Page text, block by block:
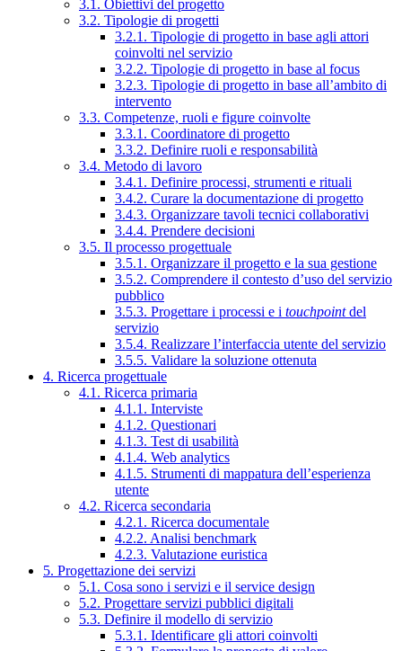
3.1. Obiettivi del progetto
3.2. Tipologie di progetti
3.2.1. Tipologie di progetto in base agli attori
coinvolti nel servizio
3.2.2. Tipologie di progetto in base al focus
3.2.3. Tipologie di progetto in base all’ambito di
intervento
3.3. Competenze, ruoli e figure coinvolte
3.3.1. Coordinatore di progetto
3.3.2. Definire ruoli e responsabilità
3.4. Metodo di lavoro
3.4.1. Definire processi, strumenti e rituali
3.4.2. Curare la documentazione di progetto
3.4.3. Organizzare tavoli tecnici collaborativi
3.4.4. Prendere decisioni
3.5. Il processo progettuale
3.5.1. Organizzare il progetto e la sua gestione
3.5.2. Comprendere il contesto d’uso del servizio
pubblico
3.5.3. Progettare i processi e i touchpointdel
servizio
3.5.4. Realizzare l’interfaccia utente del servizio
3.5.5. Validare la soluzione ottenuta
4. Ricerca progettuale
4.1. Ricerca primaria
4.1.1. Interviste
4.1.2. Questionari
4.1.3. Test di usabilità
4.1.4. Web analytics
4.1.5. Strumenti di mappatura dell’esperienza
utente
4.2. Ricerca secondaria
4.2.1. Ricerca documentale
4.2.2. Analisi benchmark
4.2.3. Valutazione euristica
5. Progettazione dei servizi
5.1. Cosa sono i servizi e il service design
5.2. Progettare servizi pubblici digitali
5.3. Definire il modello di servizio
5.3.1. Identificare gli attori coinvolti